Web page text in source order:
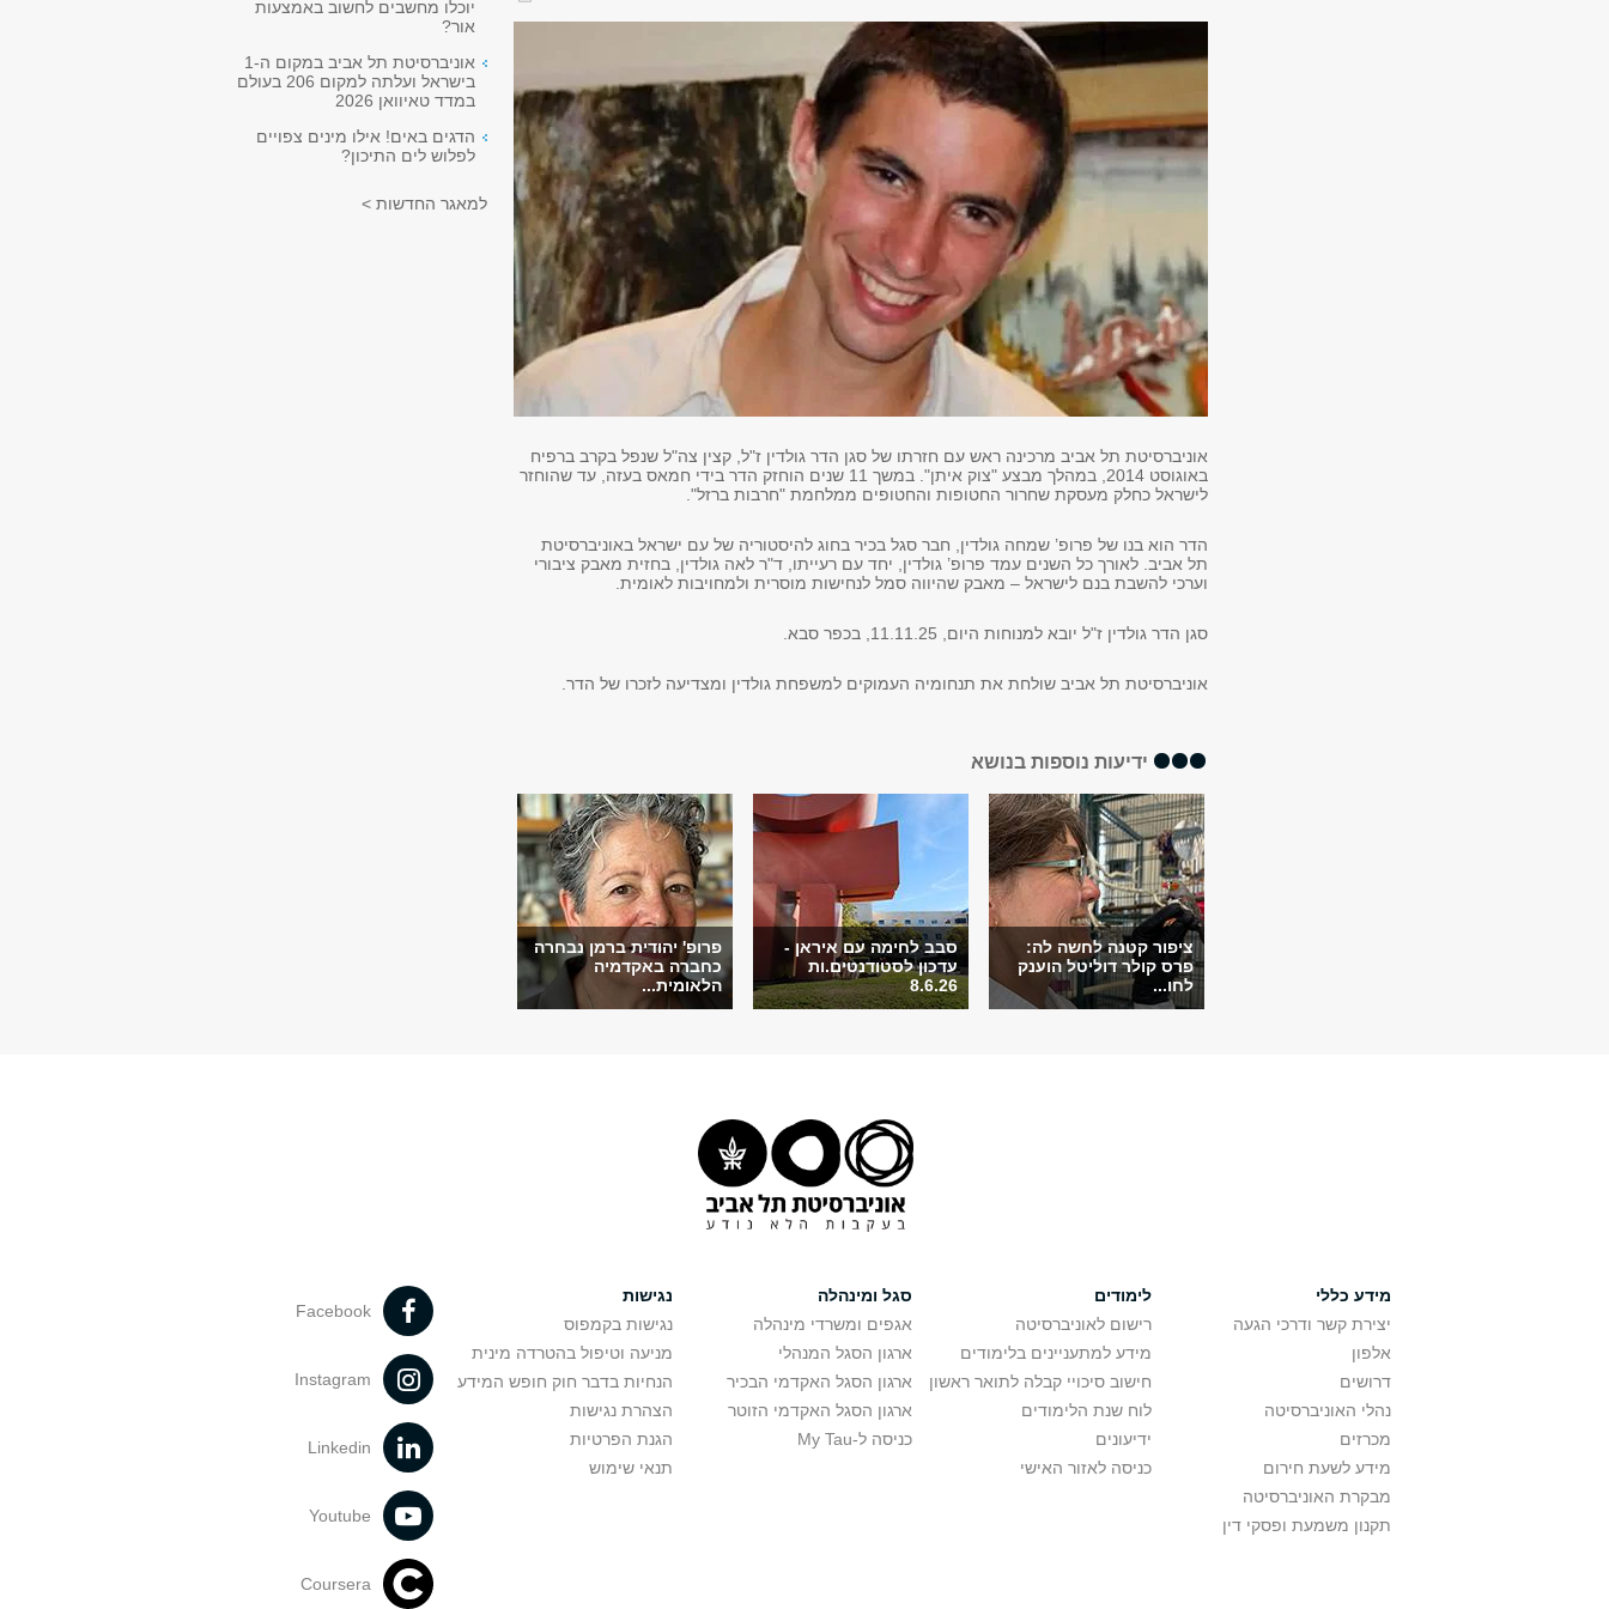
אוניברסיטת תל אביב מרכינה ראש עם חזרתו של סגן הדר גולדין ז"ל, קצין צה"ל שנפל בקרב ברפיח
באוגוסט 2014, במהלך מבצע "צוק איתן". במשך 11 שנים הוחזק הדר בידי חמאס בעזה, עד שהוחזר
לישראל כחלק מעסקת שחרור החטופות והחטופים ממלחמת "חרבות ברזל".
הדר הוא בנו של פרופ’ שמחה גולדין, חבר סגל בכיר בחוג להיסטוריה של עם ישראל באוניברסיטת
תל אביב. לאורך כל השנים עמד פרופ’ גולדין, יחד עם רעייתו, ד"ר לאה גולדין, בחזית מאבק ציבורי
וערכי להשבת בנם לישראל – מאבק שהיווה סמל לנחישות מוסרית ולמחויבות לאומית.
סגן הדר גולדין ז"ל יובא למנוחות היום, 11.11.25, בכפר סבא.
אוניברסיטת תל אביב שולחת את תנחומיה העמוקים למשפחת גולדין ומצדיעה לזכרו של הדר.
ידיעות נוספות בנושא
ציפור קטנה לחשה לה:
פרס קולר דוליטל הוענק
לחו...
סבב לחימה עם איראן -
עדכון לסטודנטים.ות
8.6.26
פרופ' יהודית ברמן נבחרה
כחברה באקדמיה
הלאומית...
יוכלו מחשבים לחשוב באמצעות
אור?
אוניברסיטת תל אביב במקום ה-1
בישראל ועלתה למקום 206 בעולם
במדד טאיוואן 2026
הדגים באים! אילו מינים צפויים
לפלוש לים התיכון?
למאגר החדשות >
מידע כללי
יצירת קשר ודרכי הגעה
אלפון
דרושים
נהלי האוניברסיטה
מכרזים
מידע לשעת חירום
מבקרת האוניברסיטה
תקנון משמעת ופסקי דין
לימודים
רישום לאוניברסיטה
מידע למתעניינים בלימודים
חישוב סיכויי קבלה לתואר ראשון
לוח שנת הלימודים
ידיעונים
כניסה לאזור האישי
סגל ומינהלה
אגפים ומשרדי מינהלה
ארגון הסגל המנהלי
ארגון הסגל האקדמי הבכיר
ארגון הסגל האקדמי הזוטר
כניסה ל-My Tau
נגישות
נגישות בקמפוס
מניעה וטיפול בהטרדה מינית
הנחיות בדבר חוק חופש המידע
הצהרת נגישות
הגנת הפרטיות
תנאי שימוש
Facebook
Instagram
Linkedin
Youtube
Coursera